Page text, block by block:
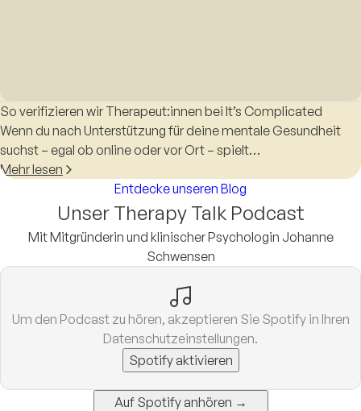
So verifizieren wir Therapeut:innen bei It’s Complicated
Wenn du nach Unterstützung für deine mentale Gesundheit
suchst – egal ob online oder vor Ort – spielt…
Mehr lesen
Entdecke unseren Blog
Unser Therapy Talk Podcast
Mit Mitgründerin und klinischer Psychologin Johanne
Schwensen
Um den Podcast zu hören, akzeptieren Sie Spotify in Ihren
Datenschutzeinstellungen.
Spotify aktivieren
Auf Spotify anhören →